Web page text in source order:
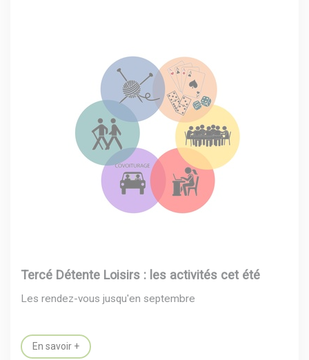
Tercé Détente Loisirs : les activités cet été
Les rendez-vous jusqu'en septembre
En savoir +